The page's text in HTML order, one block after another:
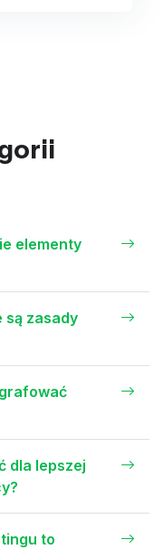
elementy
są zasady
dla lepszej
to